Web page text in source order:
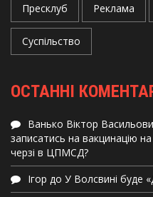
Пресклуб Реклама
Суспільство
ОСТАННІ
Ванько Віктор
записатись на вакцинацію
черзі в ЦПМСД?
Ігор до У Волсвині буде